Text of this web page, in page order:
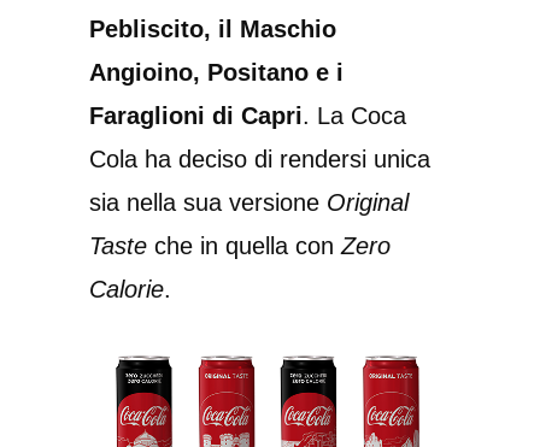
Pebliscito, il Maschio
Angioino, Positano e i
Faraglioni di Capri. La Coca
Cola ha deciso di rendersi unica
sia nella sua versione Original
Taste che in quella con Zero
Calorie.